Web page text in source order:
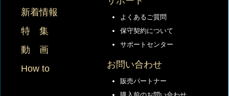
新着情報
特 集
動 画
How to
よくあるご質問
保守契約について
サポートセンター
お問い合わせ
販売パートナー